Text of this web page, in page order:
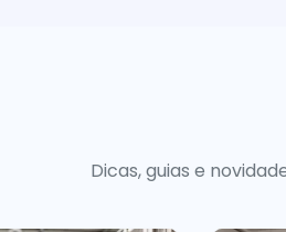
Dicas, guias e